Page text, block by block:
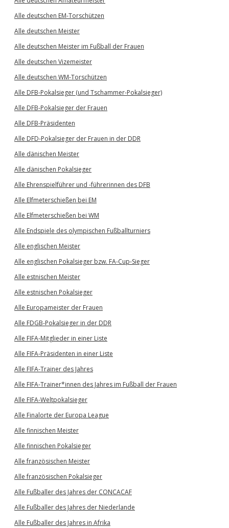
Alle deutschen EM-Torschützen
Alle deutschen Meister
Alle deutschen Meister im Fußball der Frauen
Alle deutschen Vizemeister
Alle deutschen WM-Torschützen
Alle DFB-Pokalsieger (und Tschammer-Pokalsieger)
Alle DFB-Pokalsieger der Frauen
Alle DFB-Präsidenten
Alle DFD-Pokalsieger der Frauen in der DDR
Alle dänischen Meister
Alle dänischen Pokalsieger
Alle Ehrenspielführer und -führerinnen des DFB
Alle Elfmeterschießen bei EM
Alle Elfmeterschießen bei WM
Alle Endspiele des olympischen Fußballturniers
Alle englischen Meister
Alle englischen Pokalsieger bzw. FA-Cup-Sieger
Alle estnischen Meister
Alle estnischen Pokalsieger
Alle Europameister der Frauen
Alle FDGB-Pokalsieger in der DDR
Alle FIFA-Mitglieder in einer Liste
Alle FIFA-Präsidenten in einer Liste
Alle FIFA-Trainer des Jahres
Alle FIFA-Trainer*innen des Jahres im Fußball der Frauen
Alle FIFA-Weltpokalsieger
Alle Finalorte der Europa League
Alle finnischen Meister
Alle finnischen Pokalsieger
Alle französischen Meister
Alle französischen Pokalsieger
Alle Fußballer des Jahres der CONCACAF
Alle Fußballer des Jahres der Niederlande
Alle Fußballer des Jahres in Afrika